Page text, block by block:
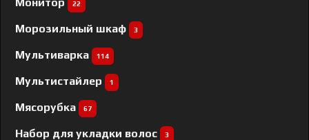
22
Морозильный шкаф 3
Мультиварка 114
Мультистайлер 1
Мясорубка 67
Набор для укладки волос 3